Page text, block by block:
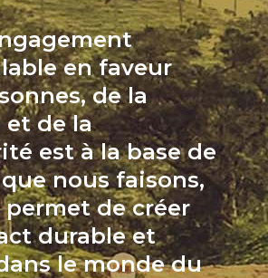
en faveur
de la
et de la
est à la base de
nous faisons,
de créer
durable et
le monde du